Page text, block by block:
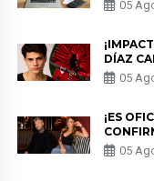
05
DÍAZ
EN05
¡ES
MILETT
PUDO
05